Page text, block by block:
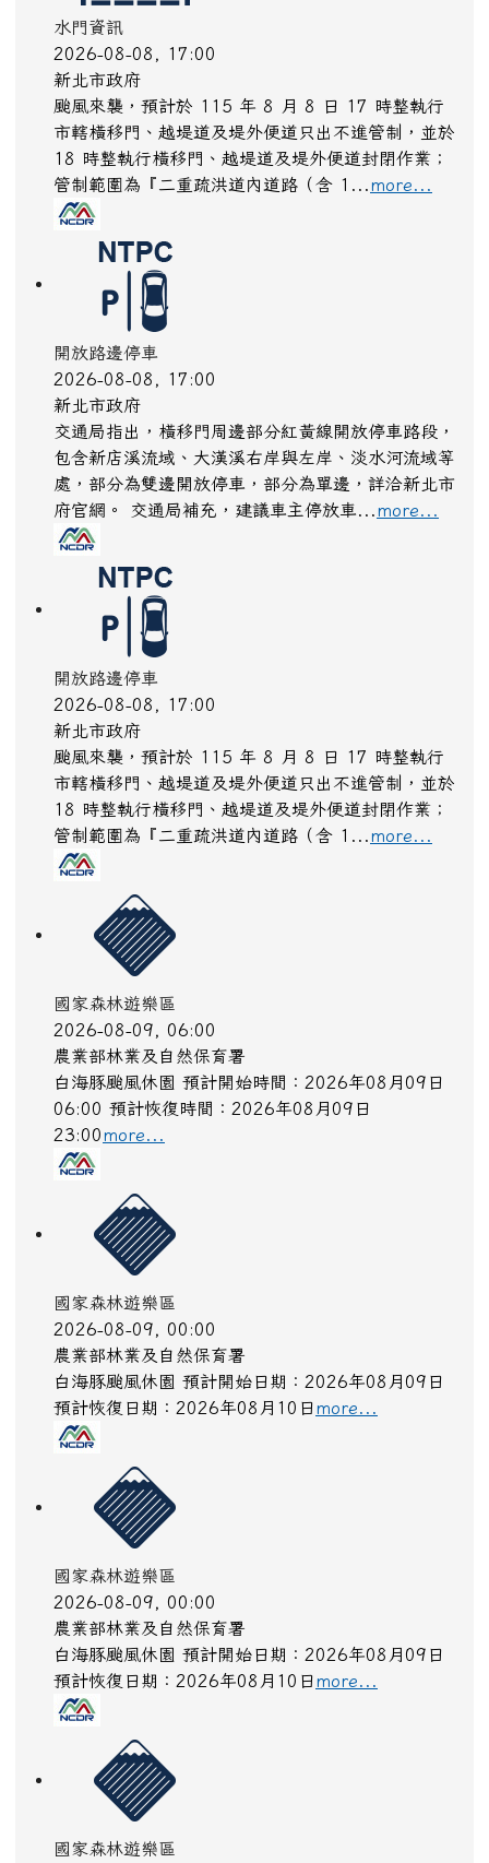
水門資訊
2026-08-08, 17:00
新北市政府
颱風來襲，預計於 115 年 8 月 8 日 17 時整執行
市轄橫移門、越堤道及堤外便道只出不進管制，並於
18 時整執行橫移門、越堤道及堤外便道封閉作業；
管制範圍為『二重疏洪道內道路（含 1...more...
開放路邊停車
2026-08-08, 17:00
新北市政府
交通局指出，橫移門周邊部分紅黃線開放停車路段，
包含新店溪流域、大漢溪右岸與左岸、淡水河流域等
處，部分為雙邊開放停車，部分為單邊，詳洽新北市
府官網。 交通局補充，建議車主停放車...more...
開放路邊停車
2026-08-08, 17:00
新北市政府
颱風來襲，預計於 115 年 8 月 8 日 17 時整執行
市轄橫移門、越堤道及堤外便道只出不進管制，並於
18 時整執行橫移門、越堤道及堤外便道封閉作業；
管制範圍為『二重疏洪道內道路（含 1...more...
國家森林遊樂區
2026-08-09, 06:00
農業部林業及自然保育署
白海豚颱風休園 預計開始時間：2026年08月09日
06:00 預計恢復時間：2026年08月09日
23:00more...
國家森林遊樂區
2026-08-09, 00:00
農業部林業及自然保育署
白海豚颱風休園 預計開始日期：2026年08月09日
預計恢復日期：2026年08月10日more...
國家森林遊樂區
2026-08-09, 00:00
農業部林業及自然保育署
白海豚颱風休園 預計開始日期：2026年08月09日
預計恢復日期：2026年08月10日more...
國家森林遊樂區